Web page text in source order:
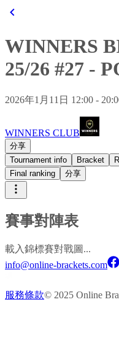
WINNERS
25/26 #27 -
2026年1月11日 12:00 -
WINNERS CLUB
分享
Tournament info
Bracket
Final ranking
分享
賽事對陣表
載入錦標賽對戰圖...
info@online-brackets.com
服務條款© 2025 Online